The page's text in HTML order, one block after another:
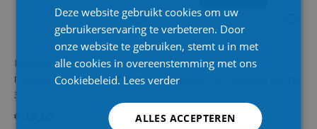
Pandser
Pandser Dpc 50M/Rol 300Mu
30Cm
€ 15,65
Pandser
Pandser Dpc 50M/Rol 300Mu
€ 5,25
Deze website gebruikt cookies om uw
gebruikerservaring te verbeteren. Door
onze website te gebruiken, stemt u in met
alle cookies in overeenstemming met ons
Cookiebeleid. Lees verder
ALLES ACCEPTEREN